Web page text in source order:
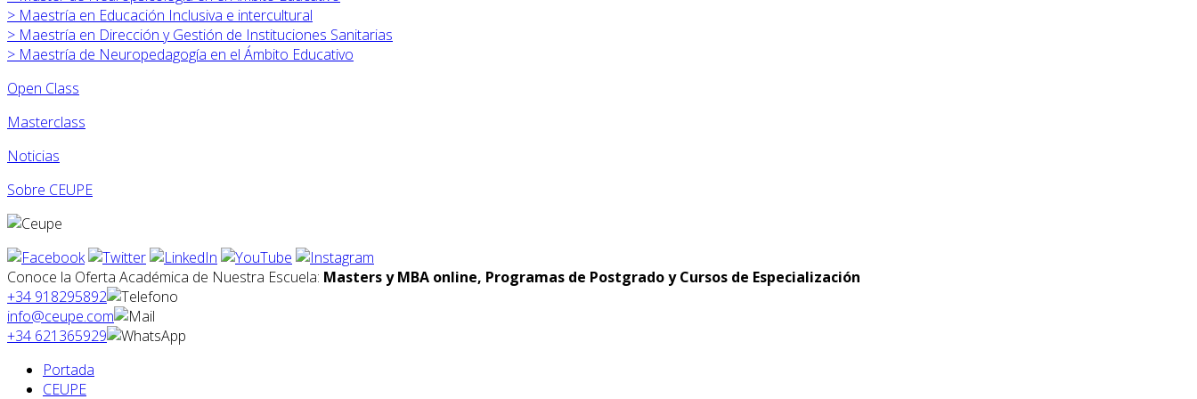
> Maestría en Educación Inclusiva e intercultural
> Maestría en Dirección y Gestión de Instituciones Sanitarias
> Maestría de Neuropedagogía en el Ámbito Educativo
Open Class
Masterclass
Noticias
Sobre CEUPE
Conoce la Oferta Académica de Nuestra Escuela: Masters y MBA online, Programas de Postgrado y Cursos de Especialización
+34 918295892
info@ceupe.com
+34 621365929
Portada
CEUPE